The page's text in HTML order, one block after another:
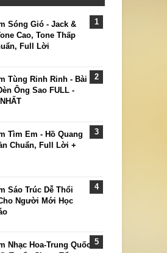
Sóng Gió - Jack &
Cao, Tone Thấp
Full Lời
Tùng Rinh Rinh - Bài
Ông Sao FULL -
Tìm Em - Hồ Quang
Chuẩn, Full Lời +
Sáo Trúc Dễ Thổi
Người Mới Học
Nhạc Hoa-Trung Quốc